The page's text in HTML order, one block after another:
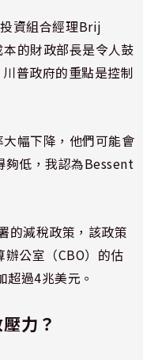
資組合經理Brij
的財政部長是令人鼓
普政府的重點是控制
幅下降，他們可能會
低，我認為Bessent
的減稅政策，該政策
公室（CBO）的估
過4兆美元。
力？